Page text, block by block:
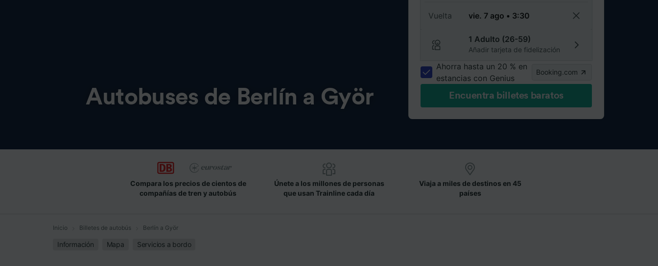
Autobuses de Berlín a Györ
Vuelta
1 Adulto (26-59)
Añadir tarjeta de fidelización
Ahorra hasta un 20 % en
estancias con Genius
Booking.com
Encuentra billetes baratos
Compara los precios de cientos de
compañías de tren y autobús
Únete a los millones de personas
que usan Trainline cada día
Viaja a miles de destinos en 45
países
Inicio Billetes de autobús Berlín a Györ
Información Mapa Servicios a bordo